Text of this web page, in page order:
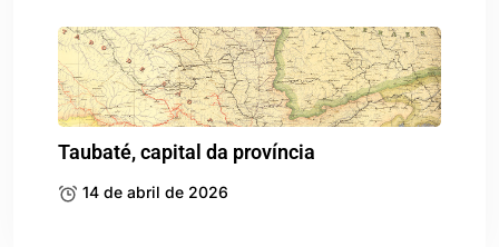
Taubaté, capital da província
14 de abril de 2026